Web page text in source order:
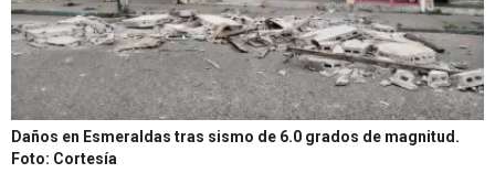
Daños en Esmeraldas tras sismo de 6.0 grados de magnitud.
Foto: Cortesía